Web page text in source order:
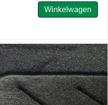
Winkelwagen